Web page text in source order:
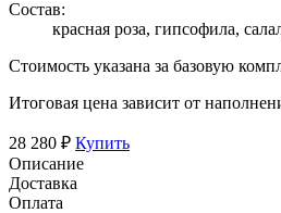
Состав:
красная роза, гипсофила,
Стоимость указана за базовую
Итоговая цена зависит от
28 280 ₽ Купить
Описание
Доставка
Оплата